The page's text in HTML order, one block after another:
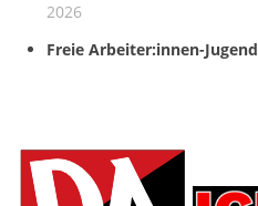
2026
Freie Arbeiter:innen-Jugend